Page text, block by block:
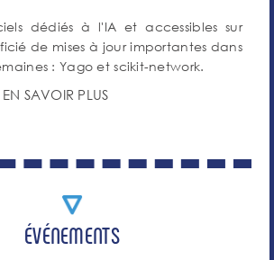
dédiés à l'IA et accessibles sur
de mises à jour importantes dans
: Yago et scikit-network.
EN SAVOIR PLUS
ÉVÉNEMENTS